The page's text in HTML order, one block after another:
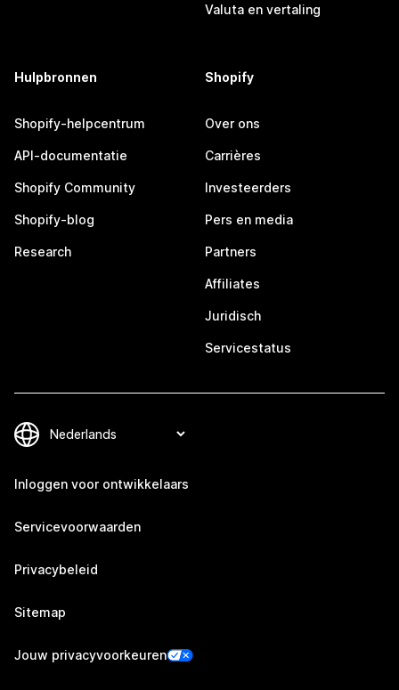
Valuta en vertaling
Hulpbronnen
Shopify-helpcentrum
API-documentatie
Shopify Community
Shopify-blog
Research
Shopify
Over ons
Carrières
Investeerders
Pers en media
Partners
Affiliates
Juridisch
Servicestatus
Inloggen voor ontwikkelaars
Servicevoorwaarden
Privacybeleid
Sitemap
Jouw privacyvoorkeuren